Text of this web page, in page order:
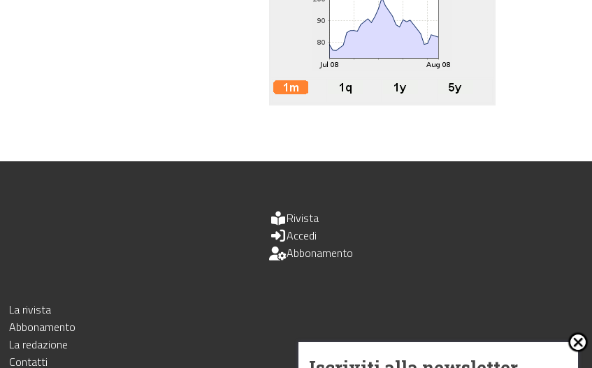
La rivista
Abbonamento
La redazione
Contatti
Rivista
Accedi
Abbonamento